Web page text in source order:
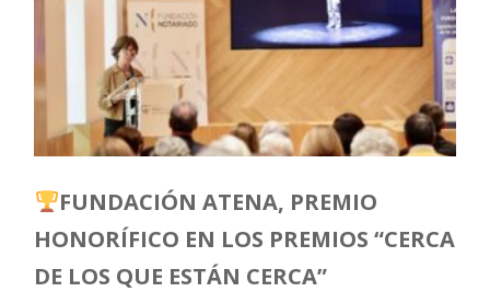
FUNDACIÓN ATENA, PREMIO
HONORÍFICO EN LOS PREMIOS “CERCA
DE LOS QUE ESTÁN CERCA”